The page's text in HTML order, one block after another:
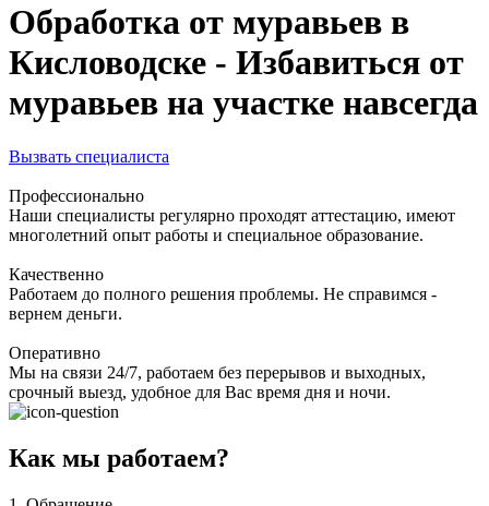
Обработка от муравьев в
Кисловодске - Избавиться от
муравьев на участке навсегда
Вызвать специалиста
Профессионально
Наши специалисты регулярно проходят аттестацию, имеют
многолетний опыт работы и специальное образование.
Качественно
Работаем до полного решения проблемы. Не справимся -
вернем деньги.
Оперативно
Мы на связи 24/7, работаем без перерывов и выходных,
срочный выезд, удобное для Вас время дня и ночи.
Как мы работаем?